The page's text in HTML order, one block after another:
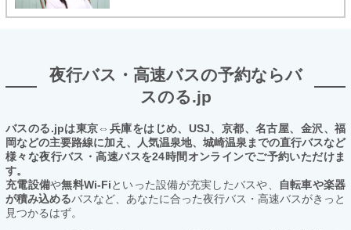
夜行バス・高速バスの予約ならバ
スのる.jp
バスのる.jpは東京⇔兵庫をはじめ、USJ、京都、名古屋、金沢、福
岡などの主要路線に加え、人気温泉地、城崎温泉までの直行バスなど
様々な夜行バス・高速バスを24時間オンラインでご予約いただけま
す。
充電設備や無料Wi-Fiといった設備が充実したバスや、
自転車や楽器
が積み込めるバスなど、あなたに合った夜行バス・高速バスがきっと
見つかるはず。